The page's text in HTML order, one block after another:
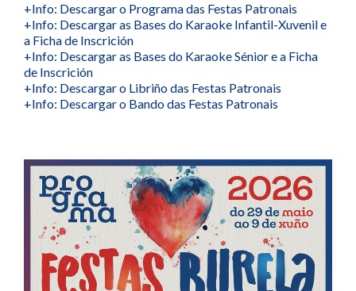
+Info: Descargar o Programa das Festas Patronais
+Info: Descargar as Bases do Karaoke Infantil-Xuvenil e
a Ficha de Inscrición
+Info: Descargar as Bases do Karaoke Sénior e a Ficha
de Inscrición
+Info: Descargar o Libriño das Festas Patronais
+Info: Descargar o Bando das Festas Patronais